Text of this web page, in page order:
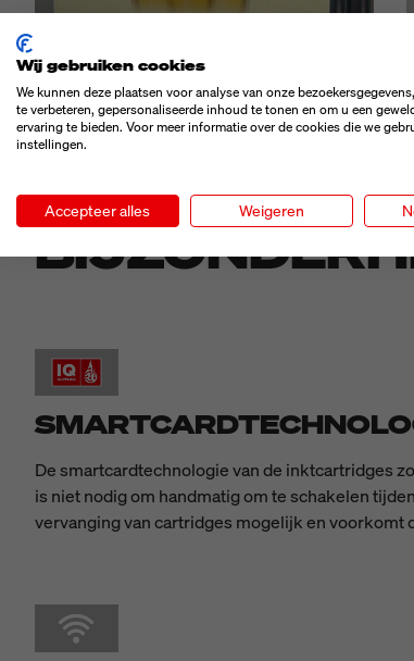
De smartcardtechnologie van de inktcartridges
is niet nodig om handmatig om te schakelen
vervanging van cartridges mogelijk en
Wij gebruiken cookies
We kunnen deze plaatsen voor analyse van onze
te verbeteren, gepersonaliseerde inhoud te tonen en om u een
ervaring te bieden. Voor meer informatie over de cookies die we
instellingen.
Accepteer alles Weigeren